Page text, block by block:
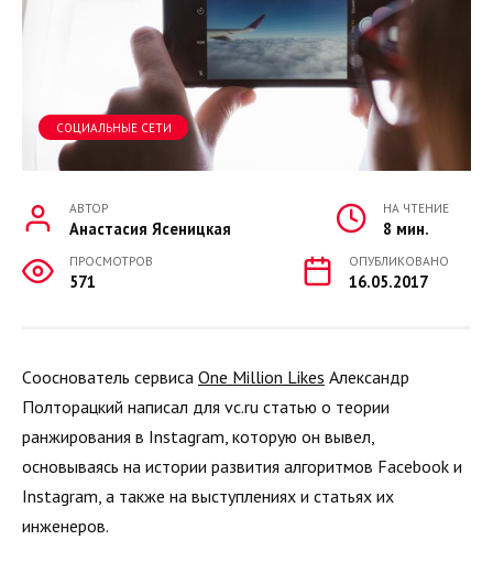
СОЦИАЛЬНЫЕ СЕТИ
АВТОР
Анастасия Ясеницкая
НА ЧТЕНИЕ
8 мин.
ПРОСМОТРОВ
571
ОПУБЛИКОВАНО
16.05.2017
Cооснователь сервиса One Million Likes Александр
Полторацкий написал для vc.ru статью о теории
ранжирования в Instagram, которую он вывел,
основываясь на истории развития алгоритмов Facebook и
Instagram, а также на выступлениях и статьях их
инженеров.